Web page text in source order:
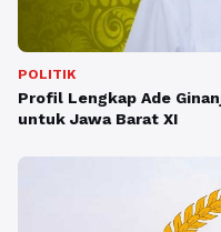
POLITIK
Profil Lengkap Ade
untuk Jawa Barat XI